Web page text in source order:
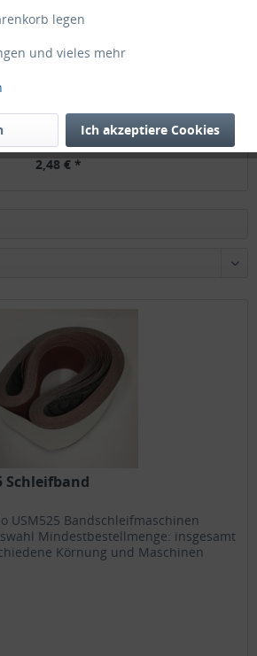
USM527 Schleifband
2,48 € *
Schleifband
USM525 Bandschleifmaschinen
Mindestbestellmenge: insgesamt
Körnung und Maschinen
legen
und vieles mehr
Ich akzeptiere Cookies